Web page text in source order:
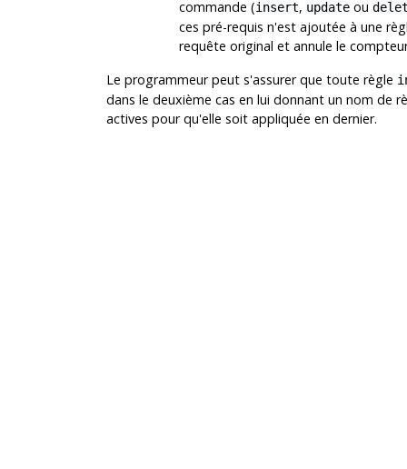
commande (insert, updateou
ces pré-requis n'est ajoutée à une
requête original et annule le
Le programmeur peut s'assurer que toute règle
dans le deuxième cas en lui donnant un nom de
actives pour qu'elle soit appliquée en dernier.